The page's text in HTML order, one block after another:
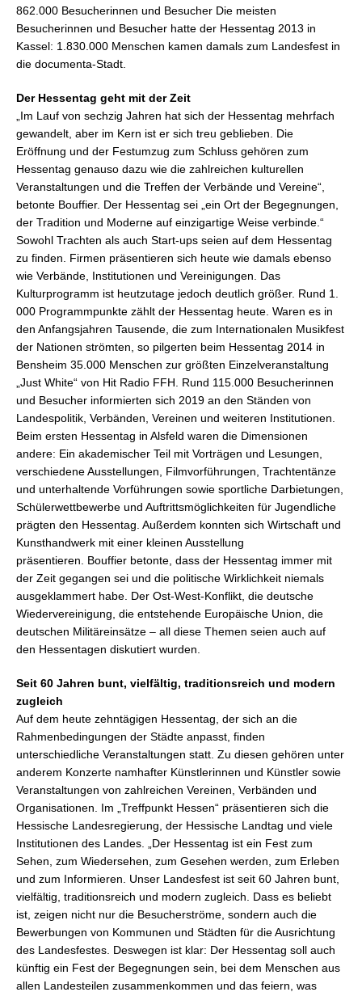
862.000 Besucherinnen und Besucher Die meisten
Besucherinnen und Besucher hatte der Hessentag 2013 in
Kassel: 1.830.000 Menschen kamen damals zum Landesfest in
die documenta-Stadt.
Der Hessentag geht mit der Zeit
„Im Lauf von sechzig Jahren hat sich der Hessentag mehrfach
gewandelt, aber im Kern ist er sich treu geblieben. Die
Eröffnung und der Festumzug zum Schluss gehören zum
Hessentag genauso dazu wie die zahlreichen kulturellen
Veranstaltungen und die Treffen der Verbände und Vereine“,
betonte Bouffier. Der Hessentag sei „ein Ort der Begegnungen,
der Tradition und Moderne auf einzigartige Weise verbinde.“
Sowohl Trachten als auch Start-ups seien auf dem Hessentag
zu finden. Firmen präsentieren sich heute wie damals ebenso
wie Verbände, Institutionen und Vereinigungen. Das
Kulturprogramm ist heutzutage jedoch deutlich größer. Rund 1.
000 Programmpunkte zählt der Hessentag heute. Waren es in
den Anfangsjahren Tausende, die zum Internationalen Musikfest
der Nationen strömten, so pilgerten beim Hessentag 2014 in
Bensheim 35.000 Menschen zur größten Einzelveranstaltung
„Just White“ von Hit Radio FFH. Rund 115.000 Besucherinnen
und Besucher informierten sich 2019 an den Ständen von
Landespolitik, Verbänden, Vereinen und weiteren Institutionen.
Beim ersten Hessentag in Alsfeld waren die Dimensionen
andere: Ein akademischer Teil mit Vorträgen und Lesungen,
verschiedene Ausstellungen, Filmvorführungen, Trachtentänze
und unterhaltende Vorführungen sowie sportliche Darbietungen,
Schülerwettbewerbe und Auftrittsmöglichkeiten für Jugendliche
prägten den Hessentag. Außerdem konnten sich Wirtschaft und
Kunsthandwerk mit einer kleinen Ausstellung
präsentieren. Bouffier betonte, dass der Hessentag immer mit
der Zeit gegangen sei und die politische Wirklichkeit niemals
ausgeklammert habe. Der Ost-West-Konflikt, die deutsche
Wiedervereinigung, die entstehende Europäische Union, die
deutschen Militäreinsätze – all diese Themen seien auch auf
den Hessentagen diskutiert wurden.
Seit 60 Jahren bunt, vielfältig, traditionsreich und modern
zugleich
Auf dem heute zehntägigen Hessentag, der sich an die
Rahmenbedingungen der Städte anpasst, finden
unterschiedliche Veranstaltungen statt. Zu diesen gehören unter
anderem Konzerte namhafter Künstlerinnen und Künstler sowie
Veranstaltungen von zahlreichen Vereinen, Verbänden und
Organisationen. Im „Treffpunkt Hessen“ präsentieren sich die
Hessische Landesregierung, der Hessische Landtag und viele
Institutionen des Landes. „Der Hessentag ist ein Fest zum
Sehen, zum Wiedersehen, zum Gesehen werden, zum Erleben
und zum Informieren. Unser Landesfest ist seit 60 Jahren bunt,
vielfältig, traditionsreich und modern zugleich. Dass es beliebt
ist, zeigen nicht nur die Besucherströme, sondern auch die
Bewerbungen von Kommunen und Städten für die Ausrichtung
des Landesfestes. Deswegen ist klar: Der Hessentag soll auch
künftig ein Fest der Begegnungen sein, bei dem Menschen aus
allen Landesteilen zusammenkommen und das feiern, was